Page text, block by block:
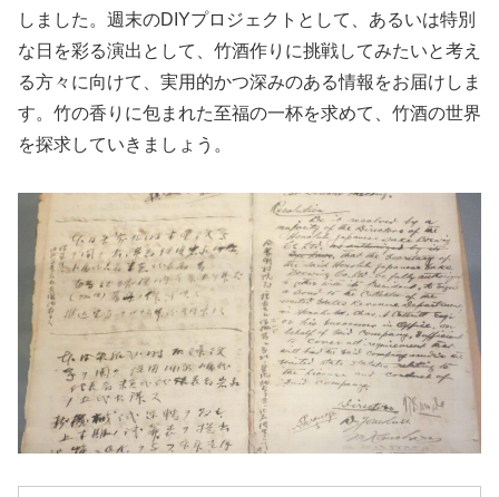
しました。週末のDIYプロジェクトとして、あるいは特別
な日を彩る演出として、竹酒作りに挑戦してみたいと考え
る方々に向けて、実用的かつ深みのある情報をお届けしま
す。竹の香りに包まれた至福の一杯を求めて、竹酒の世界
を探求していきましょう。